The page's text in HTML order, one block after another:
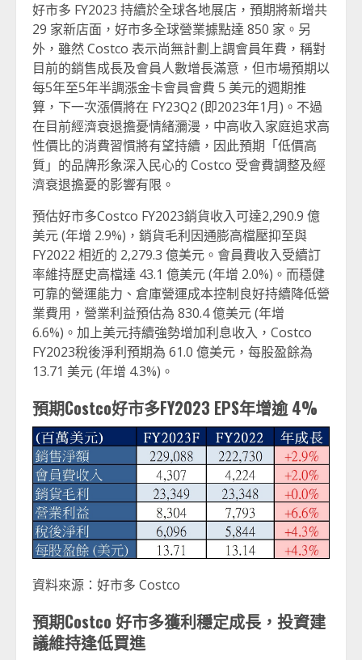
好市多 FY2023 持續於全球各地展店，預期將新增共
29 家新店面，好市多全球營業據點達 850 家。另
外，雖然 Costco 表示尚無計劃上調會員年費，稱對
目前的銷售成長及會員人數增長滿意，但市場預期以
每5年至5年半調漲金卡會員會費 5 美元的週期推
算，下一次漲價將在 FY23Q2 (即2023年1月)。不過
在目前經濟衰退擔憂情緒瀰漫，中高收入家庭追求高
性價比的消費習慣將有望持續，因此預期「低價高
質」的品牌形象深入民心的 Costco 受會費調整及經
濟衰退擔憂的影響有限。
預估好市多Costco FY2023銷貨收入可達2,290.9 億
美元 (年增 2.9%)，銷貨毛利因通膨高檔壓抑至與
FY2022 相近的 2,279.3 億美元。會員費收入受續訂
率維持歷史高檔達 43.1 億美元 (年增 2.0%)。而穩健
可靠的營運能力、倉庫營運成本控制良好持續降低營
業費用，營業利益預估為 830.4 億美元 (年增
6.6%)。加上美元持續強勢增加利息收入，Costco
FY2023稅後淨利預期為 61.0 億美元，每股盈餘為
13.71 美元 (年增 4.3%)。
預期Costco好市多FY2023 EPS年增逾 4%
資料來源：好市多 Costco
預期Costco 好市多獲利穩定成長，投資建
議維持逢低買進